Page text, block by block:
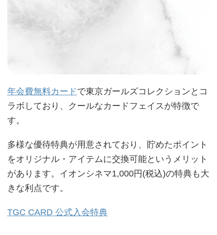
年会費無料カードで東京ガールズコレクションとコ
ラボしており、クールなカードフェイスが特徴で
す。
多様な優待特典が用意されており、貯めたポイント
をオリジナル・アイテムに交換可能というメリット
があります。イオンシネマ1,000円(税込)の特典も大
きな利点です。
TGC CARD 公式入会特典